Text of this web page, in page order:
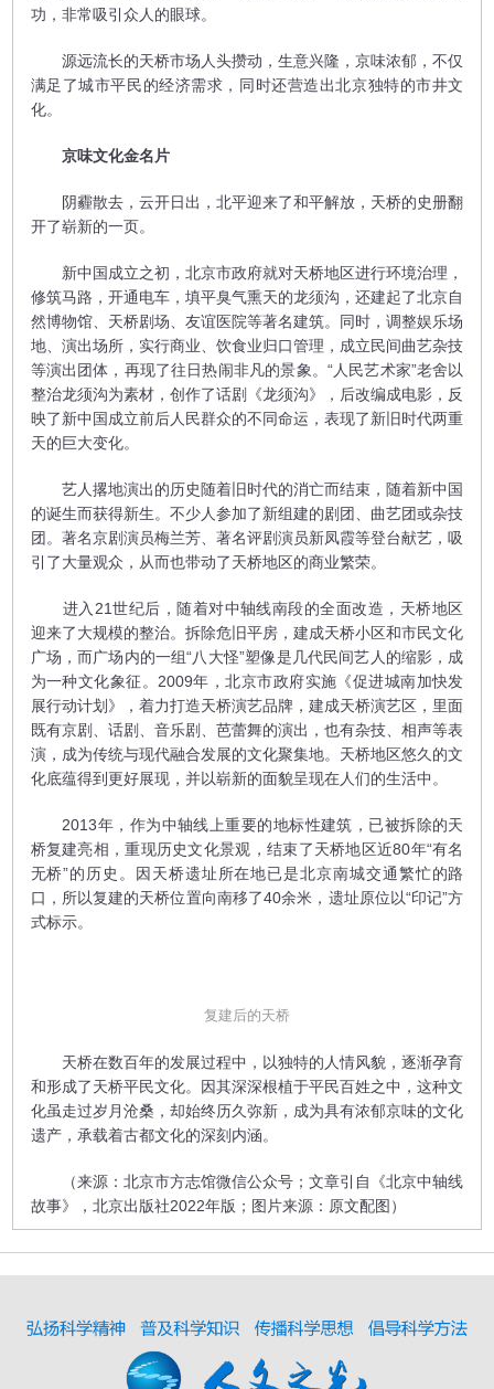
功，非常吸引众人的眼球。
源远流长的天桥市场人头攒动，生意兴隆，京味浓郁，不仅
满足了城市平民的经济需求，同时还营造出北京独特的市井文
化。
京味文化金名片
阴霾散去，云开日出，北平迎来了和平解放，天桥的史册翻
开了崭新的一页。
新中国成立之初，北京市政府就对天桥地区进行环境治理，
修筑马路，开通电车，填平臭气熏天的龙须沟，还建起了北京自
然博物馆、天桥剧场、友谊医院等著名建筑。同时，调整娱乐场
地、演出场所，实行商业、饮食业归口管理，成立民间曲艺杂技
等演出团体，再现了往日热闹非凡的景象。“人民艺术家”老舍以
整治龙须沟为素材，创作了话剧《龙须沟》，后改编成电影，反
映了新中国成立前后人民群众的不同命运，表现了新旧时代两重
天的巨大变化。
艺人撂地演出的历史随着旧时代的消亡而结束，随着新中国
的诞生而获得新生。不少人参加了新组建的剧团、曲艺团或杂技
团。著名京剧演员梅兰芳、著名评剧演员新凤霞等登台献艺，吸
引了大量观众，从而也带动了天桥地区的商业繁荣。
进入21世纪后，随着对中轴线南段的全面改造，天桥地区
迎来了大规模的整治。拆除危旧平房，建成天桥小区和市民文化
广场，而广场内的一组“八大怪”塑像是几代民间艺人的缩影，成
为一种文化象征。2009年，北京市政府实施《促进城南加快发
展行动计划》，着力打造天桥演艺品牌，建成天桥演艺区，里面
既有京剧、话剧、音乐剧、芭蕾舞的演出，也有杂技、相声等表
演，成为传统与现代融合发展的文化聚集地。天桥地区悠久的文
化底蕴得到更好展现，并以崭新的面貌呈现在人们的生活中。
2013年，作为中轴线上重要的地标性建筑，已被拆除的天
桥复建亮相，重现历史文化景观，结束了天桥地区近80年“有名
无桥”的历史。因天桥遗址所在地已是北京南城交通繁忙的路
口，所以复建的天桥位置向南移了40余米，遗址原位以“印记”方
式标示。
复建后的天桥
天桥在数百年的发展过程中，以独特的人情风貌，逐渐孕育
和形成了天桥平民文化。因其深深根植于平民百姓之中，这种文
化虽走过岁月沧桑，却始终历久弥新，成为具有浓郁京味的文化
遗产，承载着古都文化的深刻内涵。
（来源：北京市方志馆微信公众号；文章引自《北京中轴线
故事》，北京出版社2022年版；图片来源：原文配图）